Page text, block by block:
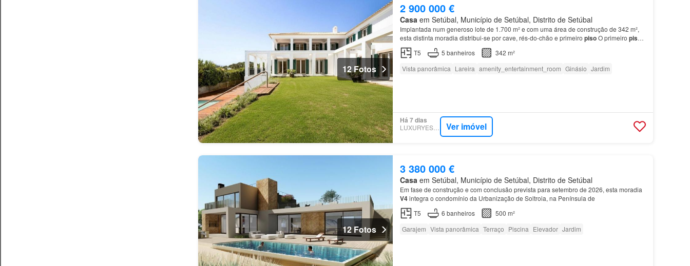
12 Fotos
2 900 000 €
Casaem Setúbal, Município de Setúbal, Distrito de Setúbal
Implantada num generoso lote de 1.700 m² e com uma área de construção de 342 m²,
esta distinta moradia distribui-se por cave, rés-do-chão e primeiro pisoO primeiro piso
é dedicado à área privada da habitação, composta por qu…
T5 5 banheiros
342 m²
Vista panorâmica Lareira amenity_entertainment_room Ginásio Jardim
Há 7 dias
LUXURYESTATE Ver imóvel
12 Fotos
3 380 000 €
Casaem Setúbal, Município de Setúbal, Distrito de Setúbal
Em fase de construção e com conclusão prevista para setembro de 2026, esta moradia
V4integra o condomínio da Urbanização de Soltroia, na Península de
T5
6 banheiros
500 m²
Garajem Vista panorâmica Terraço Piscina Elevador Jardim